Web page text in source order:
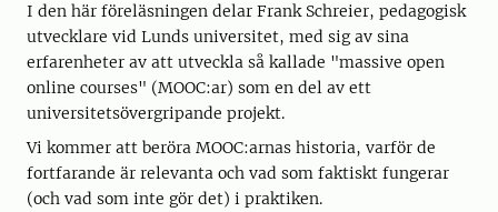
I den här föreläsningen delar Frank Schreier, pedagogisk
utvecklare vid Lunds universitet, med sig av sina
erfarenheter av att utveckla så kallade "massive open
online courses" (MOOC:ar) som en del av ett
universitetsövergripande projekt.
Vi kommer att beröra MOOC:arnas historia, varför de
fortfarande är relevanta och vad som faktiskt fungerar
(och vad som inte gör det) i praktiken.